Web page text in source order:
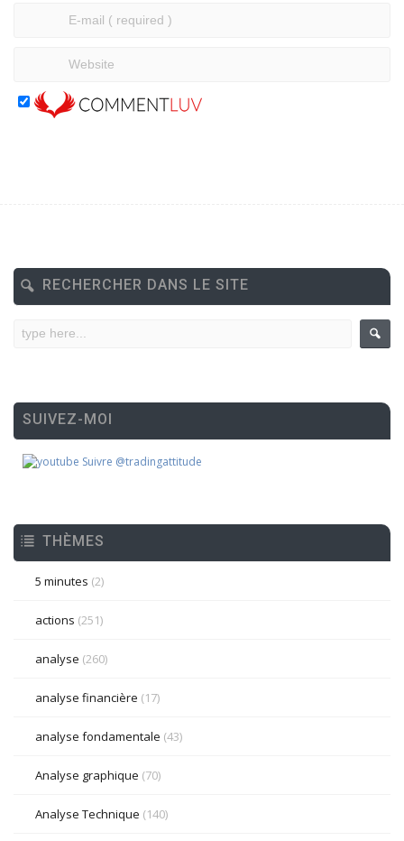
RECHERCHER DANS LE SITE
SUIVEZ-MOI
Suivre @tradingattitude
THÈMES
5 minutes (2)
actions (251)
analyse (260)
analyse financière (17)
analyse fondamentale (43)
Analyse graphique (70)
Analyse Technique (140)